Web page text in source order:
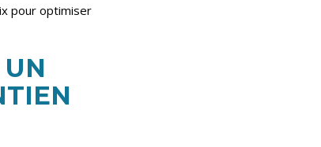
pour optimiser